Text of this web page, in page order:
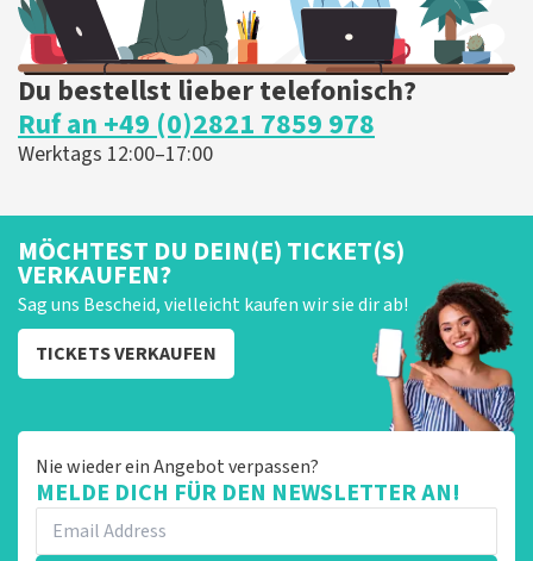
Du bestellst lieber telefonisch?
Ruf an +49 (0)2821 7859 978
Werktags 12:00–17:00
MÖCHTEST DU DEIN(E) TICKET(S)
VERKAUFEN?
Sag uns Bescheid, vielleicht kaufen wir sie dir ab!
TICKETS VERKAUFEN
Nie wieder ein Angebot verpassen?
MELDE DICH FÜR DEN NEWSLETTER AN!